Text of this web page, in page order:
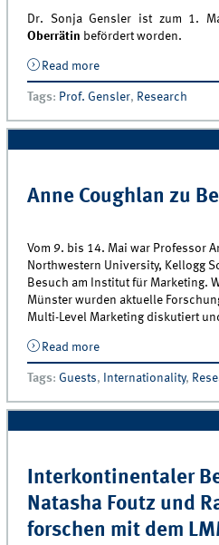
Dr. Sonja Gensler ist zum 1.
Oberrätin befördert worden.
Read moreabout Dr. Sonja
befördert
Tags: Prof. Gensler, Research
Anne Coughlan zu
Vom 9. bis 14. Mai war Professor
Northwestern University, Kellogg
Besuch am Institut für Marketing.
Münster wurden aktuelle
Multi-Level Marketing diskutiert
Read moreabout Anne Coughlan
Tags: Guests, Internationality,
Interkontinentaler
Natasha Foutz und
forschen mit dem